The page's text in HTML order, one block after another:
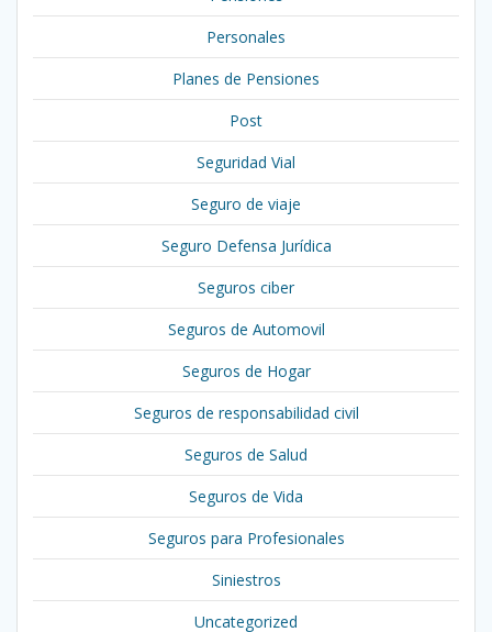
Personales
Planes de Pensiones
Post
Seguridad Vial
Seguro de viaje
Seguro Defensa Jurídica
Seguros ciber
Seguros de Automovil
Seguros de Hogar
Seguros de responsabilidad civil
Seguros de Salud
Seguros de Vida
Seguros para Profesionales
Siniestros
Uncategorized